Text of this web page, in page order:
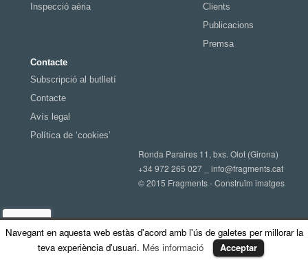
Inspecció aèria
Clients
Publicacions
Premsa
Contacte
Subscripció al butlletí
Contacte
Avís legal
Política de ‘cookies’
Ronda Paraires 11, bxs. Olot (Girona)
+34 972 265 027 _info@fragments.cat
© 2015 Fragments - Construïm imatges
Navegant en aquesta web estàs d'acord amb l'ús de galetes per millorar la
teva experiència d'usuari. Més informació Acceptar